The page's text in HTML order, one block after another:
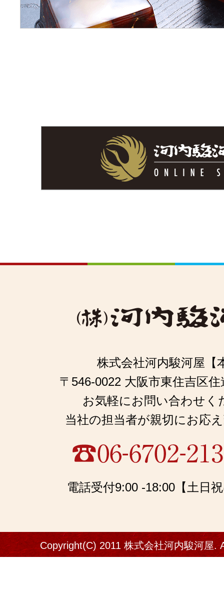
株式会社河内駿河屋【
〒546-0022 大阪市東住吉区
お気軽にお問い合わせく
当社の担当者が親切にお応
電話受付9:00 -18:00【土日
Copyright(C) 2011 株式会社河内駿河屋.